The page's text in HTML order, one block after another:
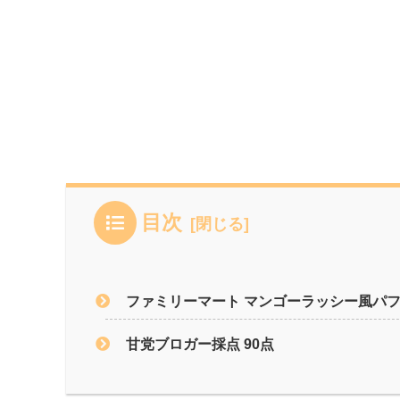
目次
ファミリーマート マンゴーラッシー風パ
甘党ブロガー採点 90点